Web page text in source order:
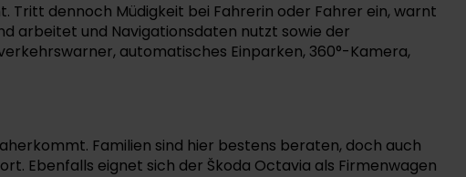
Tritt dennoch Müdigkeit bei Fahrerin oder Fahrer ein, warnt
arbeitet und Navigationsdaten nutzt sowie der
automatisches Einparken, 360°-Kamera,
Familien sind hier bestens beraten, doch auch
Ebenfalls eignet sich der Škoda Octavia als Firmenwagen